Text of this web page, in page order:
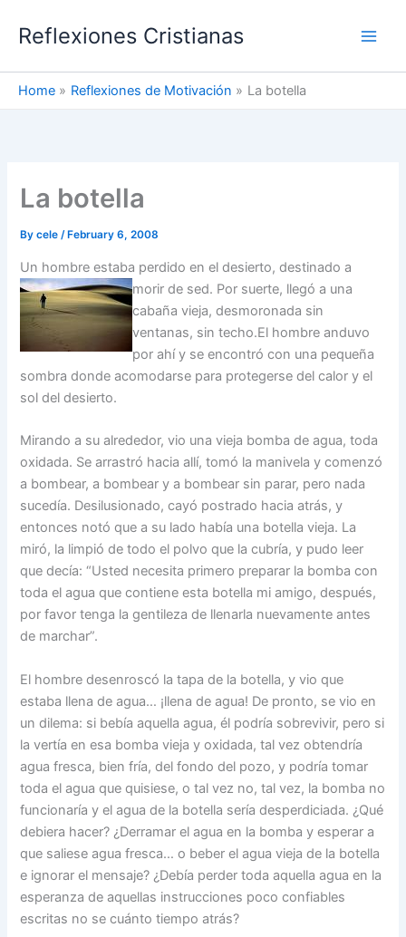
Reflexiones Cristianas
Home Reflexiones de Motivación La botella
La botella
Bycele/ February 6, 2008
Un hombre estaba perdido en el desierto, destinado a
morir de sed. Por suerte, llegó a una
cabaña vieja, desmoronada sin
ventanas, sin techo.El hombre anduvo
por ahí y se encontró con una pequeña
sombra donde acomodarse para protegerse del calor y el
sol del desierto.
Mirando a su alrededor, vio una vieja bomba de agua, toda
oxidada. Se arrastró hacia allí, tomó la manivela y comenzó
a bombear, a bombear y a bombear sin parar, pero nada
sucedía. Desilusionado, cayó postrado hacia atrás, y
entonces notó que a su lado había una botella vieja. La
miró, la limpió de todo el polvo que la cubría, y pudo leer
que decía: “Usted necesita primero preparar la bomba con
toda el agua que contiene esta botella mi amigo, después,
por favor tenga la gentileza de llenarla nuevamente antes
de marchar”.
El hombre desenroscó la tapa de la botella, y vio que
estaba llena de agua… ¡llena de agua! De pronto, se vio en
un dilema: si bebía aquella agua, él podría sobrevivir, pero si
la vertía en esa bomba vieja y oxidada, tal vez obtendría
agua fresca, bien fría, del fondo del pozo, y podría tomar
toda el agua que quisiese, o tal vez no, tal vez, la bomba no
funcionaría y el agua de la botella sería desperdiciada. ¿Qué
debiera hacer? ¿Derramar el agua en la bomba y esperar a
que saliese agua fresca… o beber el agua vieja de la botella
e ignorar el mensaje? ¿Debía perder toda aquella agua en la
esperanza de aquellas instrucciones poco confiables
escritas no se cuánto tiempo atrás?